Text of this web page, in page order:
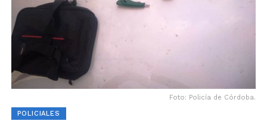
Foto: Policía de Córdoba.
POLICIALES